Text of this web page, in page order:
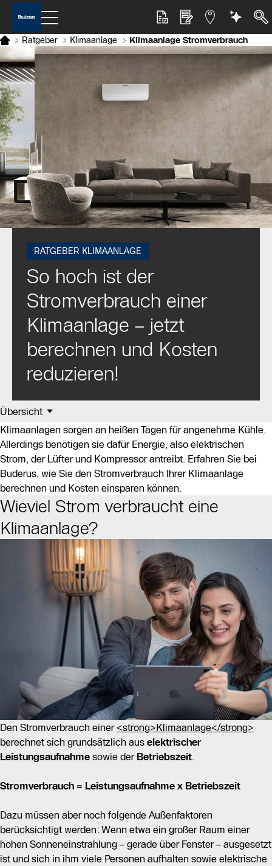
Ratgeber Klimaanlage Klimaanlage Stromverbrauch
RATGEBER KLIMAANLAGE
So hoch ist der
Stromverbrauch einer
Klimaanlage – jetzt
berechnen und Kosten
reduzieren!
Übersicht
Klimaanlagen sorgen an heißen Tagen für angenehme Kühle.
Allerdings benötigen sie dafür Energie, also elektrischen
Strom, der Lüfter und Kompressor antreibt. Erfahren Sie bei
Buderus, wie Sie den Stromverbrauch Ihrer Klimaanlage
berechnen und Kosten einsparen können.
Wieviel Strom verbraucht eine
Klimaanlage?
Den Stromverbrauch einer<strong>Klimaanlage</strong>
berechnet sich grundsätzlich aus elektrischer
Leistungsaufnahme sowie der Betriebszeit.
Stromverbrauch = Leistungsaufnahme x Betriebszeit
Dazu müssen aber noch folgende Außenfaktoren
berücksichtigt werden: Wenn etwa ein großer Raum einer
hohen Sonneneinstrahlung – gerade über Fenster – ausgesetzt
ist und sich in ihm viele Personen aufhalten sowie elektrische